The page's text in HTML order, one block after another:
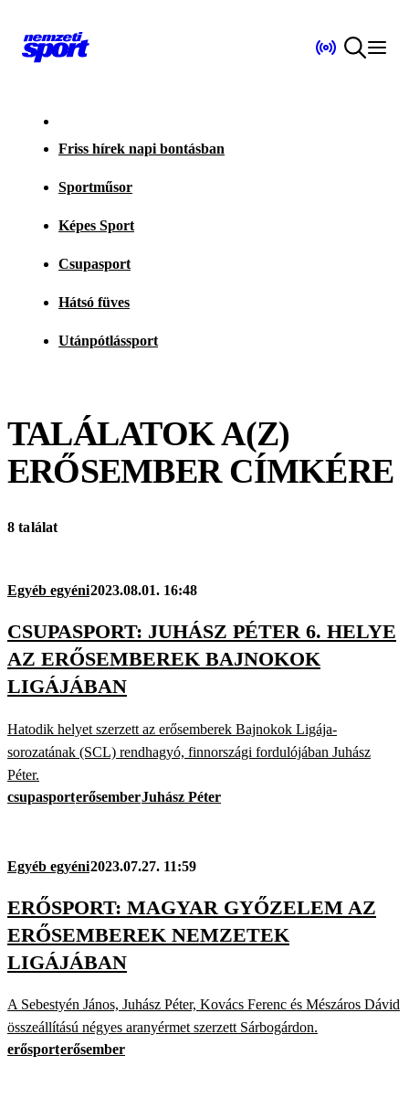
Friss hírek napi bontásban
Sportműsor
Képes Sport
Csupasport
Hátsó füves
Utánpótlássport
TALÁLATOK A(Z)
ERŐSEMBERCÍMKÉRE
8 találat
Egyéb egyéni2023.08.01. 16:48
CSUPASPORT: JUHÁSZ PÉTER 6. HELYE
AZ ERŐSEMBEREK BAJNOKOK
LIGÁJÁBAN
Hatodik helyet szerzett az erősemberek Bajnokok Ligája-
sorozatának (SCL) rendhagyó, finnországi fordulójában Juhász
Péter.
csupasporterősemberJuhász Péter
Egyéb egyéni2023.07.27. 11:59
ERŐSPORT: MAGYAR GYŐZELEM AZ
ERŐSEMBEREK NEMZETEK
LIGÁJÁBAN
A Sebestyén János, Juhász Péter, Kovács Ferenc és Mészáros Dávid
összeállítású négyes aranyérmet szerzett Sárbogárdon.
erősporterősember